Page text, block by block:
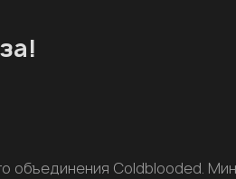
объединения Coldblooded.